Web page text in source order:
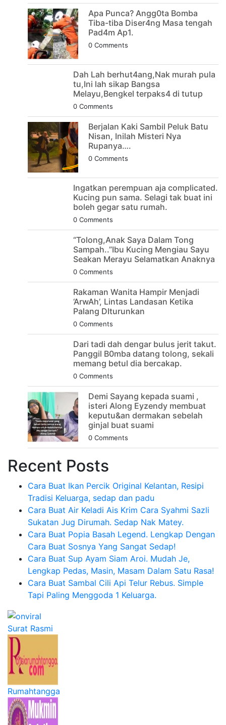
Apa Punca? Angg0ta Bomba
Tiba-tiba Diser4ng Masa tengah
Pad4m Ap1.
0 Comments
Dah Lah berhut4ang,Nak murah pula
tu,Ini lah sikap Bangsa
Melayu,Bengkel terpaks4 di tutup
0 Comments
Berjalan Kaki Sambil Peluk Batu
Nisan, Inilah Misteri Nya
Rupanya….
0 Comments
Ingatkan perempuan aja complicated.
Kucing pun sama. Selagi tak buat ini
boleh gegar satu rumah.
0 Comments
“Tolong,Anak Saya Dalam Tong
Sampah..”Ibu Kucing Mengiau Sayu
Seakan Merayu Selamatkan Anaknya
0 Comments
Rakaman Wanita Hampir Menjadi
‘ArwAh’, Lintas Landasan Ketika
Palang DIturunkan
0 Comments
Dari tadi dah dengar bulus jerit takut.
Panggil B0mba datang tolong, sekali
memang betul dia bercakap.
0 Comments
Demi Sayang kepada suami ,
isteri Along Eyzendy membuat
keputu&an dermakan sebelah
ginjal buat suami
0 Comments
Recent Posts
Cara Buat Ikan Percik Original Kelantan, Resipi
Tradisi Keluarga, sedap dan padu
Cara Buat Air Keladi Ais Krim Cara Syahmi Sazli
Sukatan Jug Dirumah. Sedap Nak Matey.
Cara Buat Popia Basah Legend. Lengkap Dengan
Cara Buat Sosnya Yang Sangat Sedap!
Cara Buat Sup Ayam Siam Aroi. Mudah Je,
Lengkap Pedas, Masin, Masam Dalam Satu Rasa!
Cara Buat Sambal Cili Api Telur Rebus. Simple
Tapi Paling Menggoda 1 Keluarga.
Surat Rasmi
Rumahtangga